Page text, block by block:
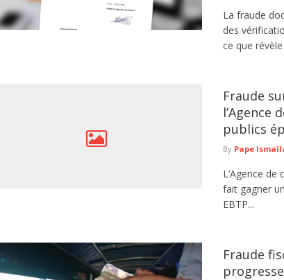
La fraude
des
ce que révèle
Fraude
l’Agence
publics
By Pape
L’Agence
fait gagner
EBTP...
Fraude